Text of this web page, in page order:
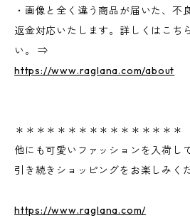
・画像と全く違う商品が届いた、不
返金対応いたします。詳しくはこち
い。 ⇒
https://www.raglana.com/about
＊＊＊＊＊＊＊＊＊＊＊＊＊＊＊＊
他にも可愛いファッションを入荷し
引き続きショッピングをお楽しみく
https://www.raglana.com/